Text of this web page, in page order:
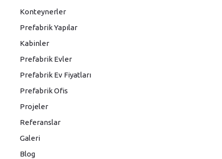
Konteynerler
Prefabrik Yapılar
Kabinler
Prefabrik Evler
Prefabrik Ev Fiyatları
Prefabrik Ofis
Projeler
Referanslar
Galeri
Blog